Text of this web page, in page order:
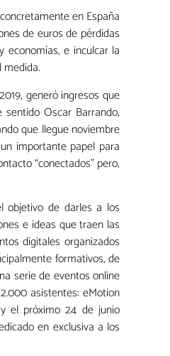
en España
de euros de pérdidas
economías, e inculcar la
generó ingresos que
sentido Oscar Barrando,
que llegue noviembre
importante papel para
“conectados” pero,
objetivo de darles a los
e ideas que traen las
digitales organizados
formativos, de
serie de eventos online
asistentes: eMotion
el próximo 24 de junio
en exclusiva a los